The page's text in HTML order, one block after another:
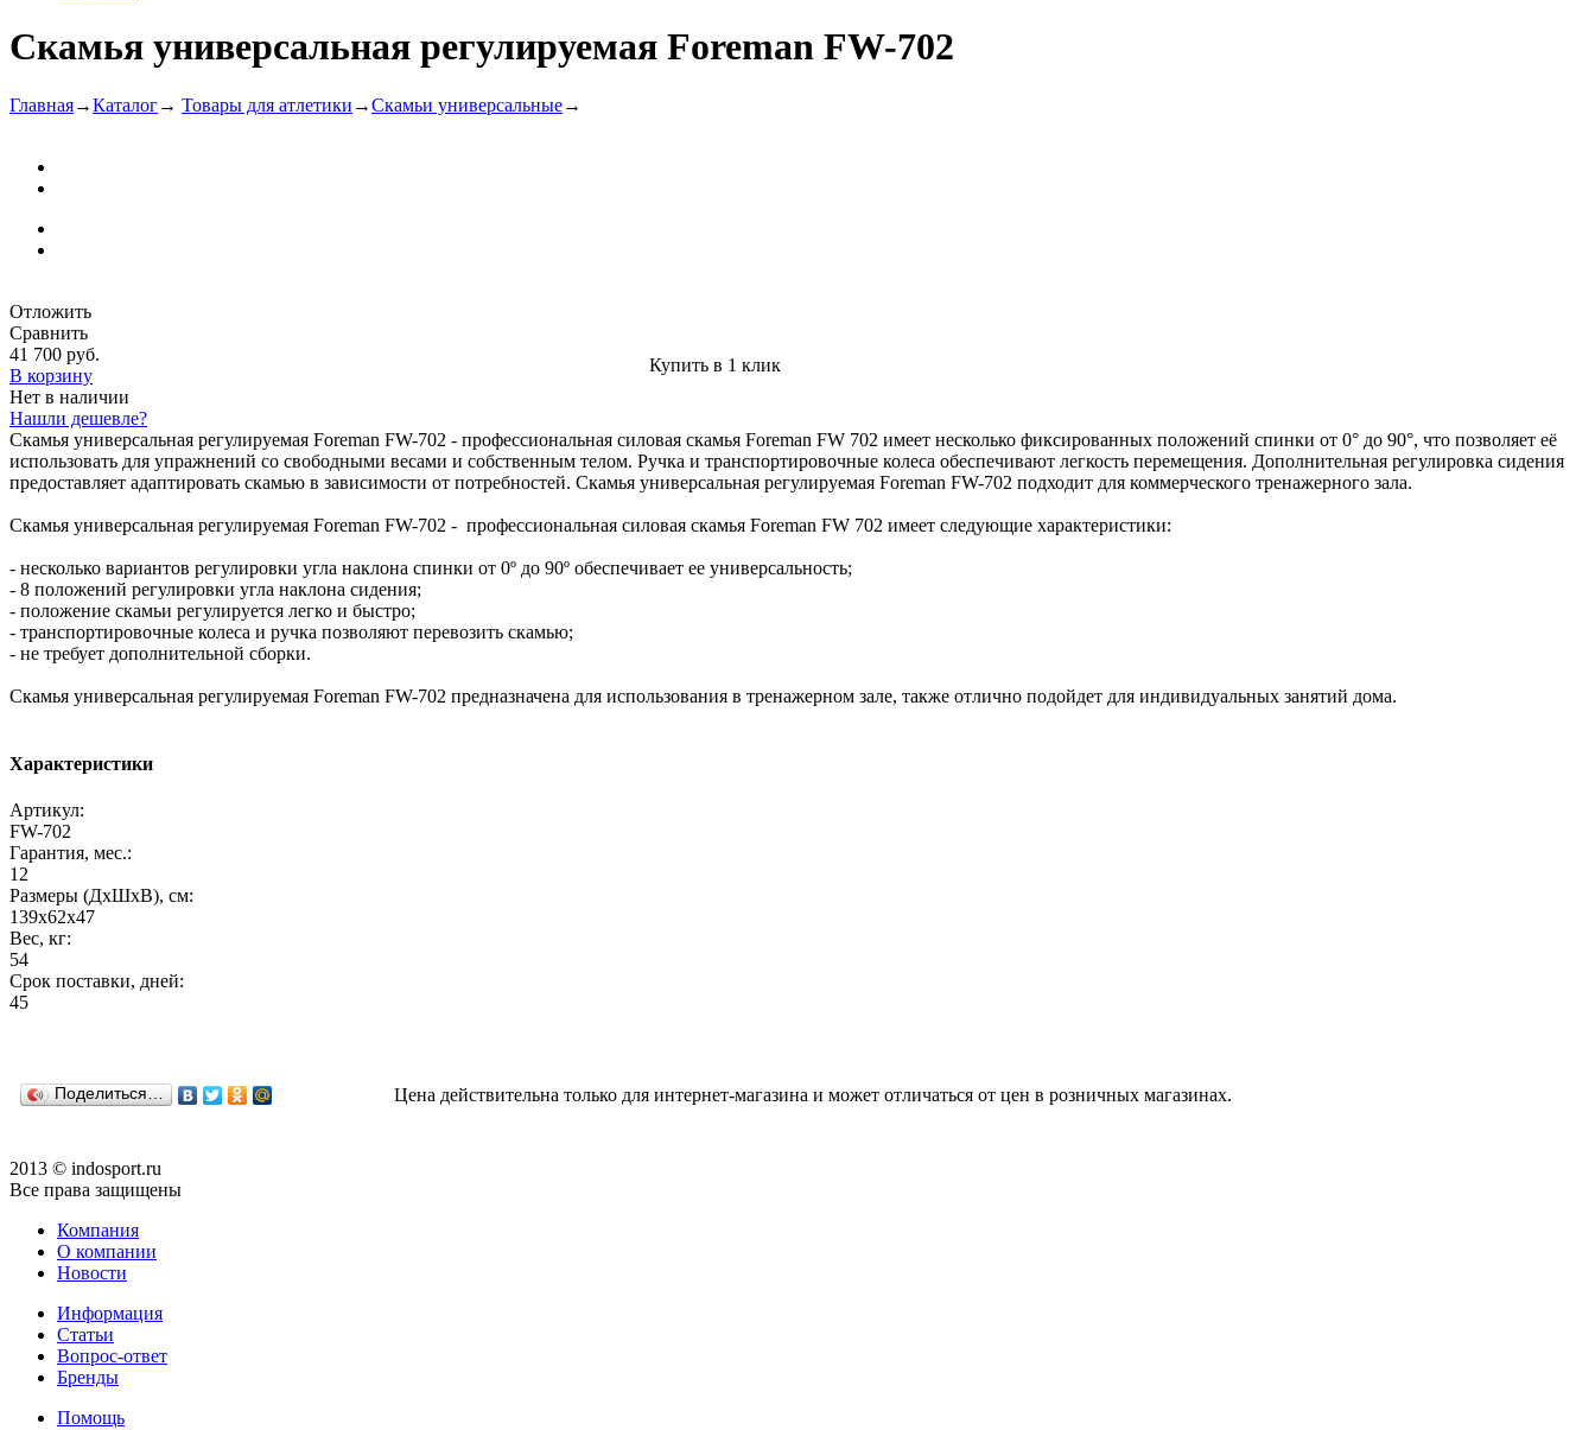
Скамья универсальная регулируемая Foreman FW-702
Главная→Каталог→ Товары для атлетики →Скамьи универсальные→
Отложить
Сравнить
41 700 руб.
В корзину
Купить в 1 клик
Нет в наличии
Нашли дешевле?
Скамья универсальная регулируемая Foreman FW-702 - профессиональная силовая скамья Foreman FW 702 имеет несколько фиксированных положений спинки от 0° до 90°, что позволяет её
использовать для упражнений со свободными весами и собственным телом. Ручка и транспортировочные колеса обеспечивают легкость перемещения. Дополнительная регулировка сидения
предоставляет адаптировать скамью в зависимости от потребностей. Скамья универсальная регулируемая Foreman FW-702 подходит для коммерческого тренажерного зала.
Скамья универсальная регулируемая Foreman FW-702 - профессиональная силовая скамья Foreman FW 702 имеет следующие характеристики:
- несколько вариантов регулировки угла наклона спинки от 0º до 90º обеспечивает ее универсальность;
- 8 положений регулировки угла наклона сидения;
- положение скамьи регулируется легко и быстро;
- транспортировочные колеса и ручка позволяют перевозить скамью;
- не требует дополнительной сборки.
Скамья универсальная регулируемая Foreman FW-702 предназначена для использования в тренажерном зале, также отлично подойдет для индивидуальных занятий дома.
Характеристики
Артикул:
FW-702
Гарантия, мес.:
12
Размеры (ДхШхВ), см:
139х62х47
Вес, кг:
54
Срок поставки, дней:
45
Поделиться… Цена действительна только для интернет-магазина и может отличаться от цен в розничных магазинах.
2013 © indosport.ru
Все права защищены
Компания
О компании
Новости
Информация
Статьи
Вопрос-ответ
Бренды
Помощь